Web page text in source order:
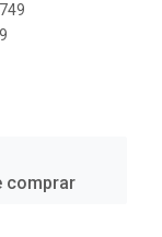
comprar